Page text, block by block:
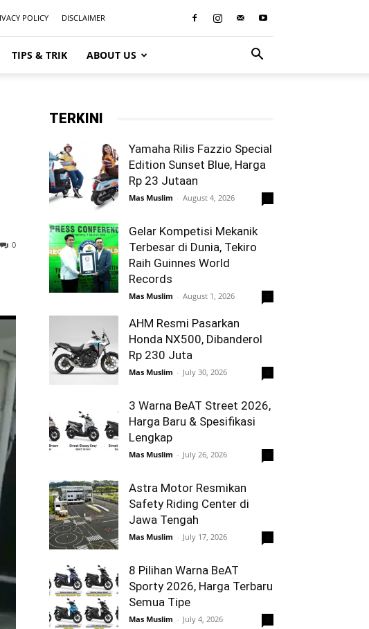
POLICY DISCLAIMER
TIPS & TRIK ABOUT US
0
TERKINI
Yamaha Rilis Fazzio Special
Edition Sunset Blue, Harga
Rp 23 Jutaan
Mas Muslim - August 4, 2026
Gelar Kompetisi Mekanik
Terbesar di Dunia, Tekiro
Raih Guinnes World
Records
Mas Muslim - August 1, 2026
AHM Resmi Pasarkan
Honda NX500, Dibanderol
Rp 230 Juta
Mas Muslim - July 30, 2026
3 Warna BeAT Street 2026,
Harga Baru & Spesifikasi
Lengkap
Mas Muslim - July 26, 2026
Astra Motor Resmikan
Safety Riding Center di
Jawa Tengah
Mas Muslim - July 17, 2026
8 Pilihan Warna BeAT
Sporty 2026, Harga Terbaru
Semua Tipe
Mas Muslim - July 4, 2026